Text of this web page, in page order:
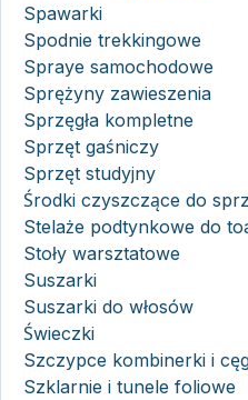
Spawarki
Spodnie trekkingowe
Spraye samochodowe
Sprężyny zawieszenia
Sprzęgła kompletne
Sprzęt gaśniczy
Sprzęt studyjny
Środki czyszczące do
Stelaże podtynkowe do
Stoły warsztatowe
Suszarki
Suszarki do włosów
Świeczki
Szczypce kombinerki i
Szklarnie i tunele foliowe